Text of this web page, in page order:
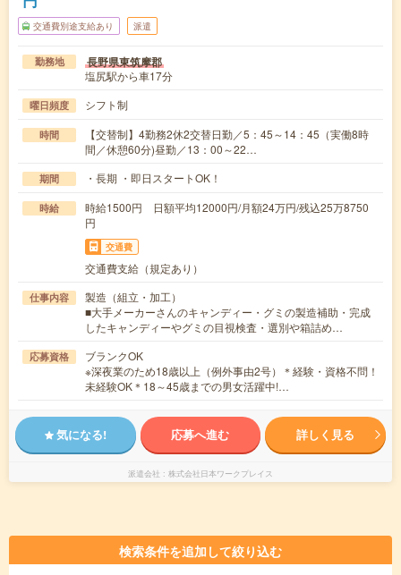
交通費別途支給あり 派遣
勤務地 長野県東筑摩郡
塩尻駅から車17分
曜日頻度 シフト制
時間
【交替制】4勤務2休2交替日勤／5：45～14：45（実働8時
間／休憩60分)昼勤／13：00～22…
期間 ・長期 ・即日スタートOK！
時給
時給1500円 日額平均12000円/月額24万円/残込25万8750
円
交通費
交通費支給（規定あり）
仕事内容
製造（組立・加工）
■大手メーカーさんのキャンディー・グミの製造補助・完成
したキャンディーやグミの目視検査・選別や箱詰め…
応募資格
ブランクOK
※深夜業のため18歳以上（例外事由2号）＊経験・資格不問！
未経験OK＊18～45歳までの男女活躍中!…
気になる! 応募へ進む 詳しく見る
派遣会社 株式会社日本ワークプレイス
検索条件を追加して絞り込む